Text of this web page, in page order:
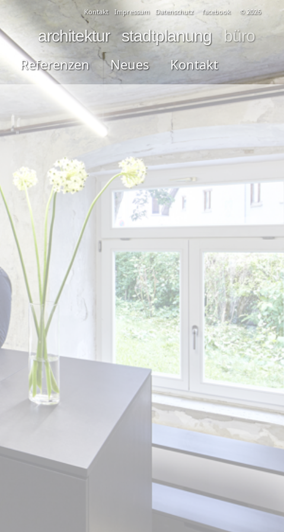
Kontakt Impressum Datenschutz facebook © 2026
architektur stadtplanung büro
Referenzen Neues Kontakt